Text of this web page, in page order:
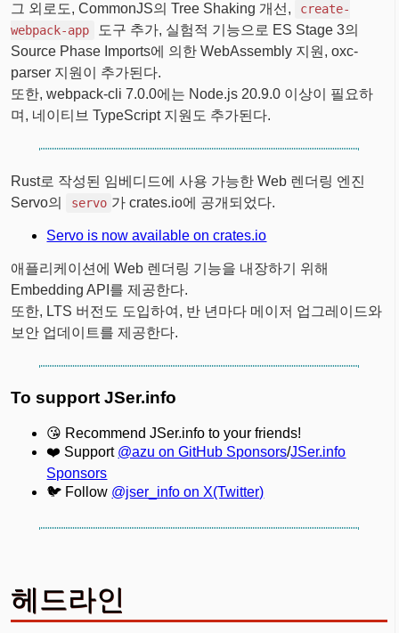
그 외로도, CommonJS의 Tree Shaking 개선,
create-
webpack-app
도구 추가, 실험적 기능으로 ES Stage 3의
Source Phase Imports에 의한 WebAssembly 지원, oxc-
parser 지원이 추가된다.
또한, webpack-cli 7.0.0에는 Node.js 20.9.0 이상이 필요하
며, 네이티브 TypeScript 지원도 추가된다.
Rust로 작성된 임베디드에 사용 가능한 Web 렌더링 엔진
Servo의
servo 가 crates.io에 공개되었다.
Servo is now available on crates.io
애플리케이션에 Web 렌더링 기능을 내장하기 위해
Embedding API를 제공한다.
또한, LTS 버전도 도입하여, 반 년마다 메이저 업그레이드와
보안 업데이트를 제공한다.
To support JSer.info
😘 Recommend JSer.info to your friends!
❤️ Support @azu on GitHub Sponsors/JSer.info
Sponsors
🐦 Follow @jser_info on X(Twitter)
헤드라인